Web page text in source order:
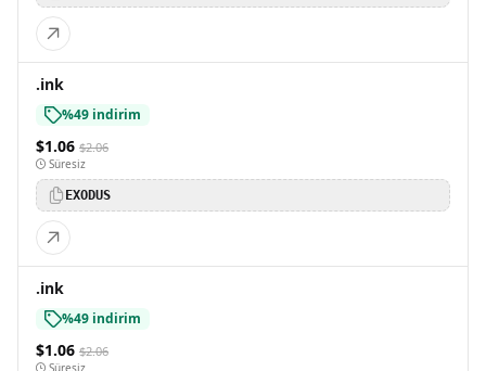
.ink
%49 indirim
$1.06 $2.06
Süresiz
EXODUS
.ink
%49 indirim
$1.06 $2.06
Süresiz